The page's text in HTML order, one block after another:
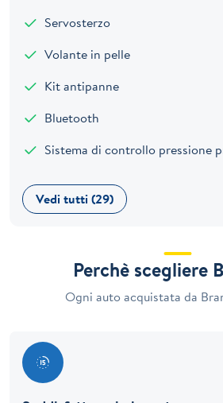
Servosterzo
Volante in pelle
Kit antipanne
Bluetooth
Sistema di controllo pressione
Vedi tutti (29)
Perchè scegliere
Ogni auto acquistata da